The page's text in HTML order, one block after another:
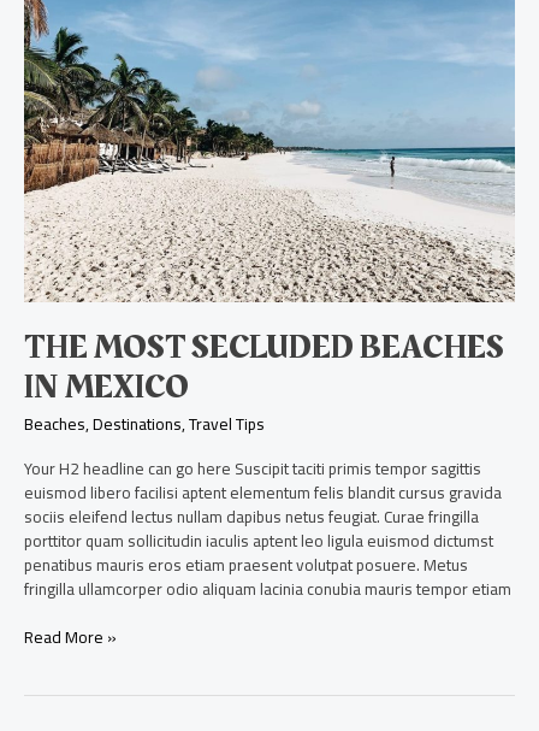
THE MOST SECLUDED BEACHES
IN MEXICO
Beaches,Destinations,Travel Tips
Your H2 headline can go here Suscipit taciti primis tempor sagittis
euismod libero facilisi aptent elementum felis blandit cursus gravida
sociis eleifend lectus nullam dapibus netus feugiat. Curae fringilla
porttitor quam sollicitudin iaculis aptent leo ligula euismod dictumst
penatibus mauris eros etiam praesent volutpat posuere. Metus
fringilla ullamcorper odio aliquam lacinia conubia mauris tempor etiam
most
secluded
beaches
in
Mexico
Read More »